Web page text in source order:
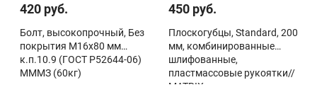
420 руб.
Болт, высокопрочный, Без
покрытия М16х80 мм
к.п.10.9 (ГОСТ Р52644-06)
МММЗ (60кг)
450 руб.
Плоскогубцы, Standard, 200
мм, комбинированные
шлифованные,
пластмассовые рукоятки//
MATRIX